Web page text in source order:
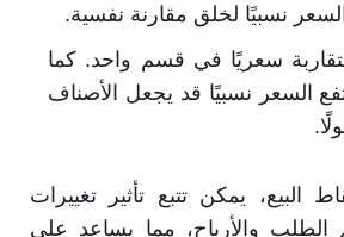
نسبيًا لخلق مقارنة نفسية.
سعريًا في قسم واحد. كما
السعر نسبيًا قد يجعل الأصناف
البيع، يمكن تتبع تأثير تغييرات
والأرباح، مما يساعد على